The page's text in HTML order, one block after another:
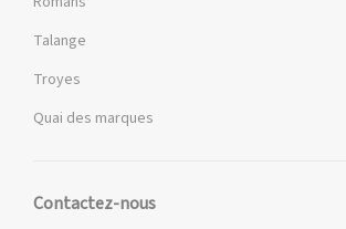
Talange
Troyes
Quai des marques
Contactez-nous